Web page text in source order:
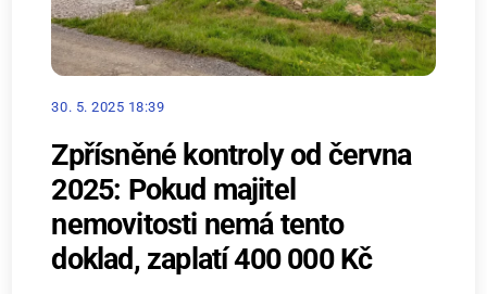
30. 5. 2025 18:39
Zpřísněné kontroly od června
2025: Pokud majitel
nemovitosti nemá tento
doklad, zaplatí 400 000 Kč